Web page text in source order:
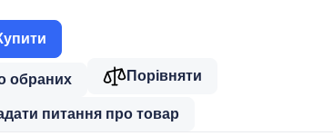
обраних Порівняти
питання про товар